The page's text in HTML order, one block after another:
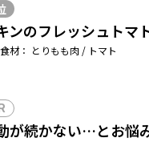
ンのフレッシュトマ
材： とりもも肉 / トマト
が続かない…とお悩